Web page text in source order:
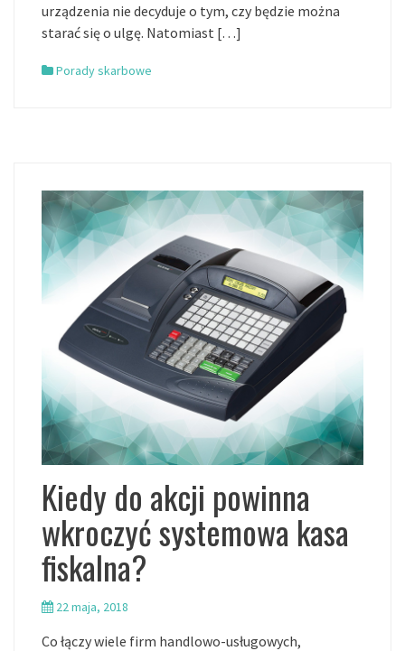
urządzenia nie decyduje o tym, czy będzie można
starać się o ulgę. Natomiast […]
Porady skarbowe
Kiedy do akcji powinna
wkroczyć systemowa kasa
fiskalna?
22 maja, 2018
Co łączy wiele firm handlowo-usługowych,